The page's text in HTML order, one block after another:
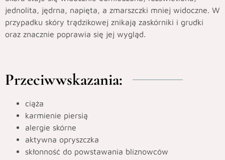
jednolita, jędrna, napięta, a zmarszczki mniej widoczne. W
przypadku skóry trądzikowej znikają zaskórniki i grudki
oraz znacznie poprawia się jej wygląd.
Przeciwwskazania:
ciąża
karmienie piersią
alergie skórne
aktywna opryszczka
skłonność do powstawania bliznowców